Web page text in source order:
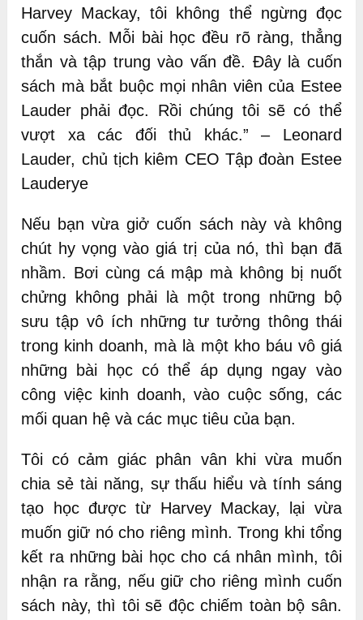
Harvey Mackay, tôi không thể ngừng đọc
cuốn sách. Mỗi bài học đều rõ ràng, thẳng
thắn và tập trung vào vấn đề. Đây là cuốn
sách mà bắt buộc mọi nhân viên của Estee
Lauder phải đọc. Rồi chúng tôi sẽ có thể
vượt xa các đối thủ khác.” – Leonard
Lauder, chủ tịch kiêm CEO Tập đoàn Estee
Lauderye
Nếu bạn vừa giở cuốn sách này và không
chút hy vọng vào giá trị của nó, thì bạn đã
nhầm. Bơi cùng cá mập mà không bị nuốt
chửng không phải là một trong những bộ
sưu tập vô ích những tư tưởng thông thái
trong kinh doanh, mà là một kho báu vô giá
những bài học có thể áp dụng ngay vào
công việc kinh doanh, vào cuộc sống, các
mối quan hệ và các mục tiêu của bạn.
Tôi có cảm giác phân vân khi vừa muốn
chia sẻ tài năng, sự thấu hiểu và tính sáng
tạo học được từ Harvey Mackay, lại vừa
muốn giữ nó cho riêng mình. Trong khi tổng
kết ra những bài học cho cá nhân mình, tôi
nhận ra rằng, nếu giữ cho riêng mình cuốn
sách này, thì tôi sẽ độc chiếm toàn bộ sân.